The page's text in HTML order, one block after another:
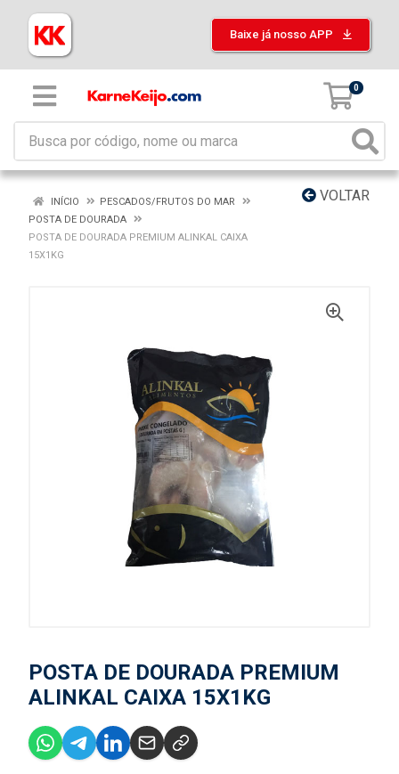
Baixe já nosso APP
0
VOLTAR
INÍCIO
PESCADOS/FRUTOS DO MAR
POSTA DE DOURADA
POSTA DE DOURADA PREMIUM ALINKAL CAIXA
15X1KG
POSTA DE DOURADA PREMIUM
ALINKAL CAIXA 15X1KG